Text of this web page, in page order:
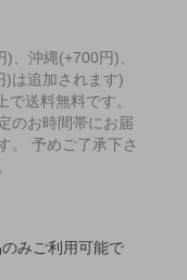
、沖縄(+700円)、
)は追加されます)
送料無料です。
のお時間帯にお届
。 予めご了承下さ
みご利用可能で